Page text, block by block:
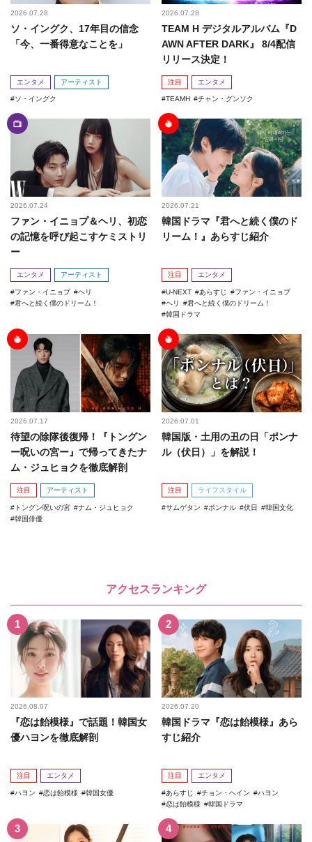
2026.07.28
ソ・イングク、17年目の信念
「今、一番得意なことを」
エンタメ アーティスト
ソ・イングク
2026.07.28
TEAM H デジタルアルバム『D
AWN AFTER DARK』 8/4配信
リリース決定！
注目 エンタメ
TEAMH チャン・グンソク
2026.07.24
ファン・イニョプ＆ヘリ、初恋
の記憶を呼び起こすケミストリ
ー
エンタメ アーティスト
ファン・イニョプ
ヘリ
君へと続く僕のドリーム！
2026.07.21
韓国ドラマ『君へと続く僕のド
リーム！』あらすじ紹介
注目 エンタメ
U-NEXT あらすじ
ファン・イニョプ
ヘリ
君へと続く僕のドリーム！
韓国ドラマ
2026.07.17
待望の除隊後復帰！『トングン
ー呪いの宮ー』で帰ってきたナ
ム・ジュヒョクを徹底解剖
注目 アーティスト
トングン呪いの宮
ナム・ジュヒョク
韓国俳優
2026.07.01
韓国版・土用の丑の日「ポンナ
ル（伏日）」を解説！
注目 ライフスタイル
サムゲタン ポンナル 伏日 韓国文化
アクセスランキング
2026.08.07
『恋は飴模様』で話題！韓国女
優ハヨンを徹底解剖
注目 エンタメ
ハヨン 恋は飴模様 韓国女優
2026.07.20
韓国ドラマ『恋は飴模様』あら
すじ紹介
注目 エンタメ
あらすじ チョン・ヘイン
ハヨン
恋は飴模様
韓国ドラマ